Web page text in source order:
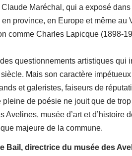
Maréchal, qui a exposé
province, en Europe et même au
comme Charles Lapicque (1898-
questionnements artistiques qui
Mais son caractère
et galeristes, faiseurs de
pleine de poésie ne jouit que de
Avelines, musée d’art et d’histoire
majeure de la commune.
Bail, directrice du musée des